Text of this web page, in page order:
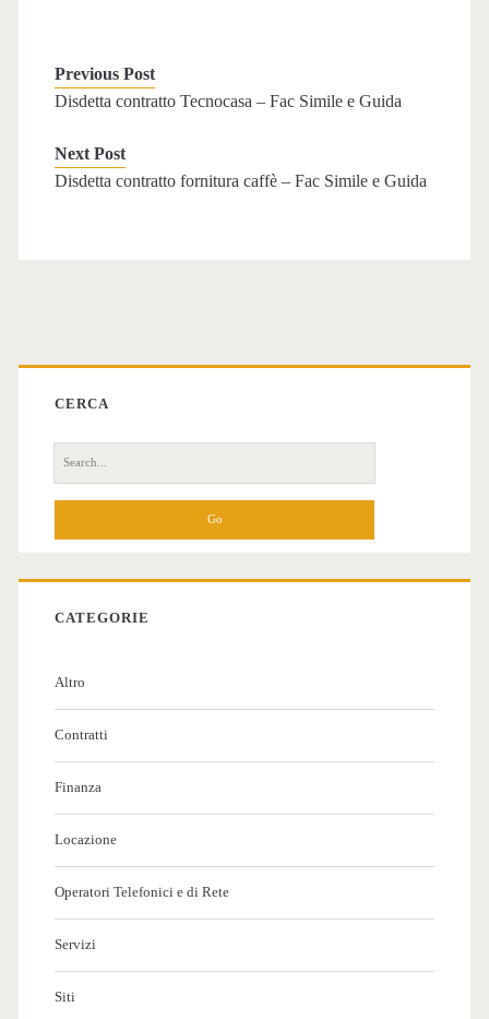
Previous Post
Disdetta contratto Tecnocasa​ – Fac Simile e Guida
Next Post
Disdetta contratto fornitura caffè​ – Fac Simile e Guida
Primary
Sidebar
CERCA
Search
for:
CATEGORIE
Altro
Contratti
Finanza
Locazione
Operatori Telefonici e di Rete
Servizi
Siti